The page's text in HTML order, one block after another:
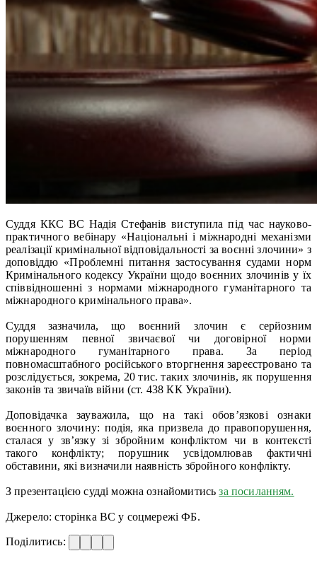
Суддя ККС ВС Надія Стефанів виступила під час науково-
практичного вебінару «Національні і міжнародні механізми
реалізації кримінальної відповідальності за воєнні злочини» з
доповіддю «Проблемні питання застосування судами норм
Кримінального кодексу України щодо воєнних злочинів у їх
співвідношенні з нормами міжнародного гуманітарного та
міжнародного кримінального права».
Суддя зазначила, що воєнний злочин є серйозним
порушенням певної звичаєвої чи договірної норми
міжнародного гуманітарного права. За період
повномасштабного російського вторгнення зареєстровано та
розслідується, зокрема, 20 тис. таких злочинів, як порушення
законів та звичаїв війни (ст. 438 КК України).
Доповідачка зауважила, що на такі обов’язкові ознаки
воєнного злочину: подія, яка призвела до правопорушення,
сталася у зв’язку зі збройним конфліктом чи в контексті
такого конфлікту; порушник усвідомлював фактичні
обставини, які визначили наявність збройного конфлікту.
З презентацією судді можна ознайомитисьза посиланням.
Джерело: сторінка ВС у соцмережі ФБ.
Поділитись: